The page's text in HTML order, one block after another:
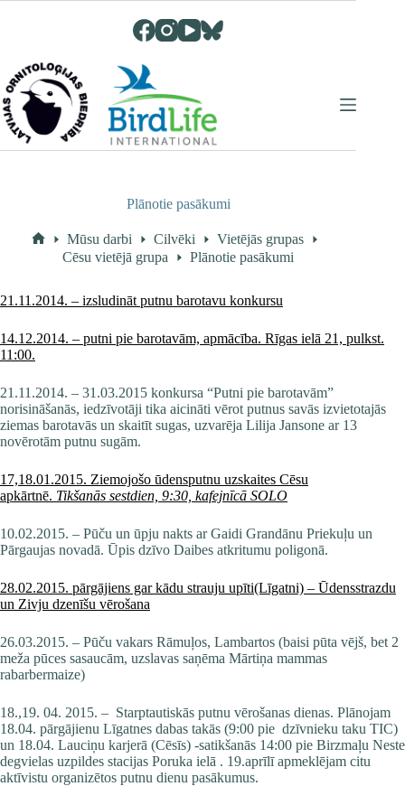
Plānotie pasākumi
Home
Mūsu darbi Cilvēki
Vietējās grupas
Cēsu vietējā grupa
Plānotie pasākumi
21.11.2014. – izsludināt putnu barotavu konkursu
14.12.2014. – putni pie barotavām, apmācība. Rīgas ielā 21, pulkst.
11:00.
21.11.2014. – 31.03.2015 konkursa “Putni pie barotavām”
norisināšanās, iedzīvotāji tika aicināti vērot putnus savās izvietotajās
ziemas barotavās un skaitīt sugas, uzvarēja Lilija Jansone ar 13
novērotām putnu sugām.
17,18.01.2015. Ziemojošo ūdensputnu uzskaites Cēsu
apkārtnē. Tikšanās sestdien, 9:30, kafejnīcā SOLO
10.02.2015. – Pūču un ūpju nakts ar Gaidi Grandānu Priekuļu un
Pārgaujas novadā. Ūpis dzīvo Daibes atkritumu poligonā.
28.02.2015. pārgājiens gar kādu strauju upīti(Līgatni) – Ūdensstrazdu
un Zivju dzenīšu vērošana
26.03.2015. – Pūču vakars Rāmuļos, Lambartos (baisi pūta vējš, bet 2
meža pūces sasaucām, uzslavas saņēma Mārtiņa mammas
rabarbermaize)
18.,19. 04. 2015. – Starptautiskās putnu vērošanas dienas. Plānojam
18.04. pārgājienu Līgatnes dabas takās (9:00 pie dzīvnieku taku TIC)
un 18.04. Lauciņu karjerā (Cēsīs) -satikšanās 14:00 pie Birzmaļu Neste
degvielas uzpildes stacijas Poruka ielā . 19.aprīlī apmeklējam citu
aktīvistu organizētos putnu dienu pasākumus.